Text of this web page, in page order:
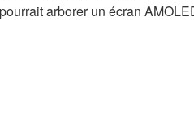
arborer un écran